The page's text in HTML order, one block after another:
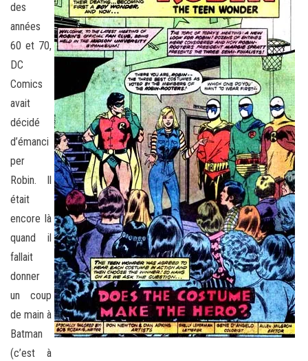
des
années
60 et 70,
DC
Comics
avait
décidé
d’émanci
per
Robin. Il
était
encore là
quand il
fallait
donner
un coup
de main à
Batman
(c’est à